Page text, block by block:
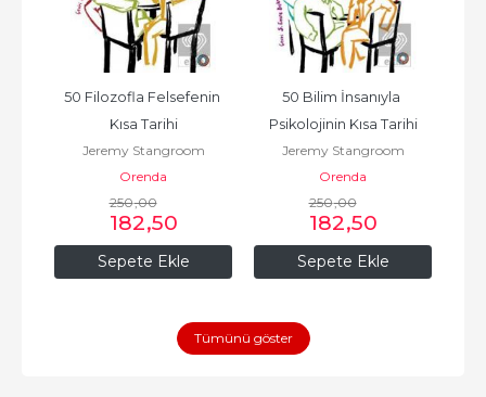
Sepete Ekle
50 Filozofla Felsefenin
Kısa Tarihi
Jeremy Stangroom
Orenda
250,00
182,50
Sepete Ekle
50 Bilim İnsanıyla
Psikolojinin Kısa Tarihi
Jeremy Stangroom
Orenda
250,00
182,50
Tümünü göster